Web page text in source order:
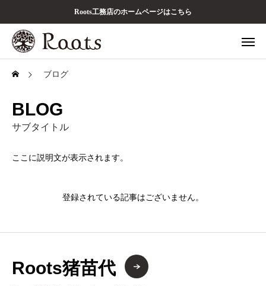
Roots工務店のホームページはこちら
ブログ
BLOG
サブタイトル
ここに説明文が表示されます。
登録されている記事はございません。
Roots猪苗代